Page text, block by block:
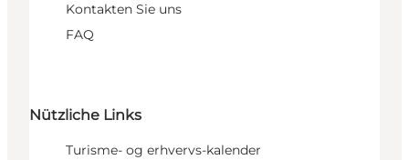
Kontakten Sie uns
FAQ
Nützliche Links
Turisme- og erhvervs-kalender